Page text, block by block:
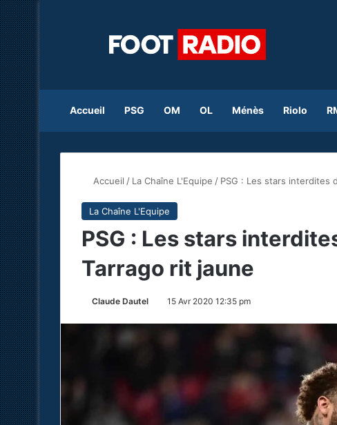
Accueil PSG OM OL Ménès Riolo
Accueil / La Chaîne L'Equipe / PSG : Les stars interdites
La Chaîne L'Equipe
PSG : Les stars
Tarrago rit jaune
Claude Dautel 15 Avr 2020 12:35 pm